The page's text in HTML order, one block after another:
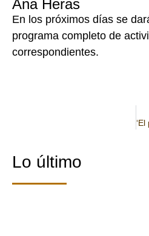
Ana Heras
En los próximos días se
programa completo de
correspondientes.
Lo último